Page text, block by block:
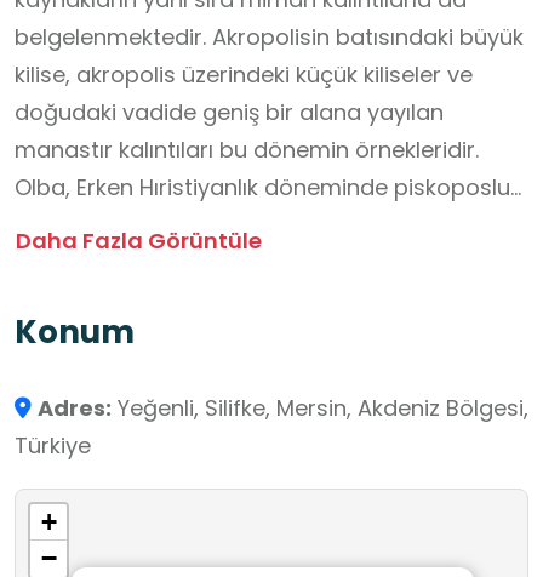
belgelenmektedir. Akropolisin batısındaki büyük
kilise, akropolis üzerindeki küçük kiliseler ve
doğudaki vadide geniş bir alana yayılan
manastır kalıntıları bu dönemin örnekleridir.
Olba, Erken Hıristiyanlık döneminde piskoposluk
merkezi olmuş; yakınındaki Diokaesareia ile
bulunmuştur. Kentteki en önemli yapılardan biri,
döneminde inşa edilen çeşme binasıdır. Aynı
döneme ait, 150 metre uzunluğunda ve 25
metre yüksekliğindeki iki katlı su kemeri
nekropol vadisi üzerinde yer almakta olup,
üzerinde “Olbalılar’ın Kenti” yazısı
Daha Fazla Görüntüle
Konum
Adres: Yeğenli, Silifke, Mersin, Akdeniz Bölgesi,
Türkiye
+
−